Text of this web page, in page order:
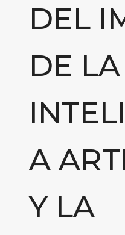
DEL
DE LA
A
Y LA